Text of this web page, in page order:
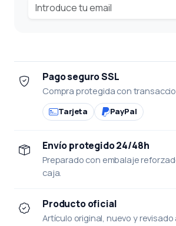
Pago seguro SSL
Compra protegida con
Tarjeta PayPal
Envío protegido 24/48h
Preparado con embalaje
caja.
Producto oficial
Artículo original, nuevo y revisado